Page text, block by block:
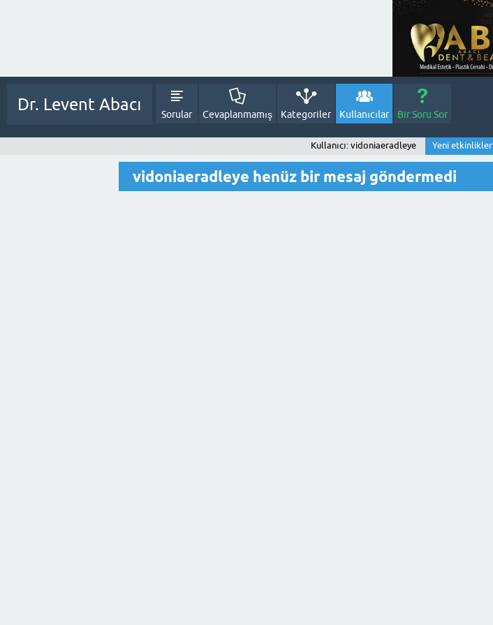
Dr. Levent Abacı
Sorular Cevaplanmamış Kategoriler Kullanıcılar Bir Soru Sor
Kullanıcı: vidoniaeradleye Yeni etkinlikler
vidoniaeradleye henüz bir mesaj göndermedi